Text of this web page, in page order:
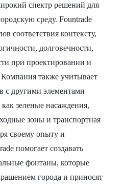
спектр решений для
среду. Fountrade
соответствия контексту,
долговечности,
при проектировании и
Компания также учитывает
с другими элементами
зеленые насаждения,
зоны и транспортная
своему опыту и
помогает создавать
фонтаны, которые
города и приносят